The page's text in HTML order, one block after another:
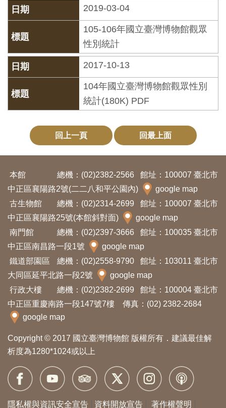
隱
私
權
與
訊
安
告
資
料
開
宣
著
作
權
聲
明
回
首
頁
2019-03-04
105-106年國立臺灣博物館觀眾
性別統計
2017-10-13
104年國立臺灣博物館觀眾性別
統計(180K) PDF
回上一頁 回最上面
本館 總機：(02)2382-2566
館址：100007 臺北市
中正區襄陽路2號(二二八和平公園內)
google map
古生物館
總機：(02)2314-2699
館址：100007 臺北市
中正區襄陽路25號(本館斜對面)
google map
南門館
總機：(02)2397-3666
館址：100035 臺北市
中正區南昌路一段1號
google map
鐵道部園區
總機：(02)2558-9790
館址：103011 臺北市
大同區延平北路一段2號
google map
行政大樓
總機：(02)2382-2699
館址：100004 臺北市
中正區重慶南路一段147號7樓 傳真：(02) 2382-2684
google map
Copyright © 2017 國立臺灣博物館 版權所有．建議最佳解
析度為1280*1024或以上
隱私權與資訊安全宣告 資料開放宣告 著作權聲明